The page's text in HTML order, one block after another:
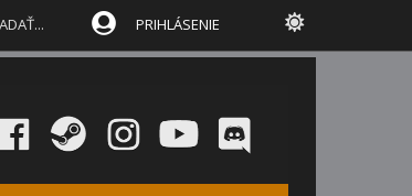
PRIHLÁSENIE